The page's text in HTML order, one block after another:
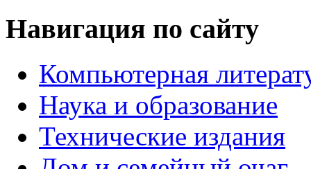
Навигация по сайту
Компьютерная
Наука и образование
Технические издания